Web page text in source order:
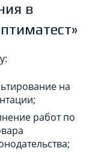
в
на
работ по